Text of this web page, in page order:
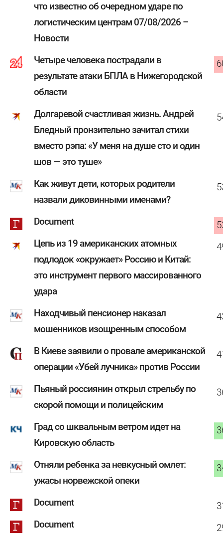
что известно об очередном ударе по
логистическим центрам 07/08/2026 –
Новости
Четыре человека пострадали в
результате атаки БПЛА в Нижегородской
области
Долгаревой счастливая жизнь. Андрей
Бледный пронзительно зачитал стихи
вместо рэпа: «У меня на душе сто и один
шов — это туше»
Как живут дети, которых родители
назвали диковинными именами?
Document
Цепь из 19 американских атомных
подлодок «окружает» Россию и Китай:
это инструмент первого массированного
удара
Находчивый пенсионер наказал
мошенников изощренным способом
В Киеве заявили о провале американской
операции «Убей лучника» против России
Пьяный россиянин открыл стрельбу по
скорой помощи и полицейским
Град со шквальным ветром идет на
Кировскую область
Отняли ребенка за невкусный омлет:
ужасы норвежской опеки
Document
Document